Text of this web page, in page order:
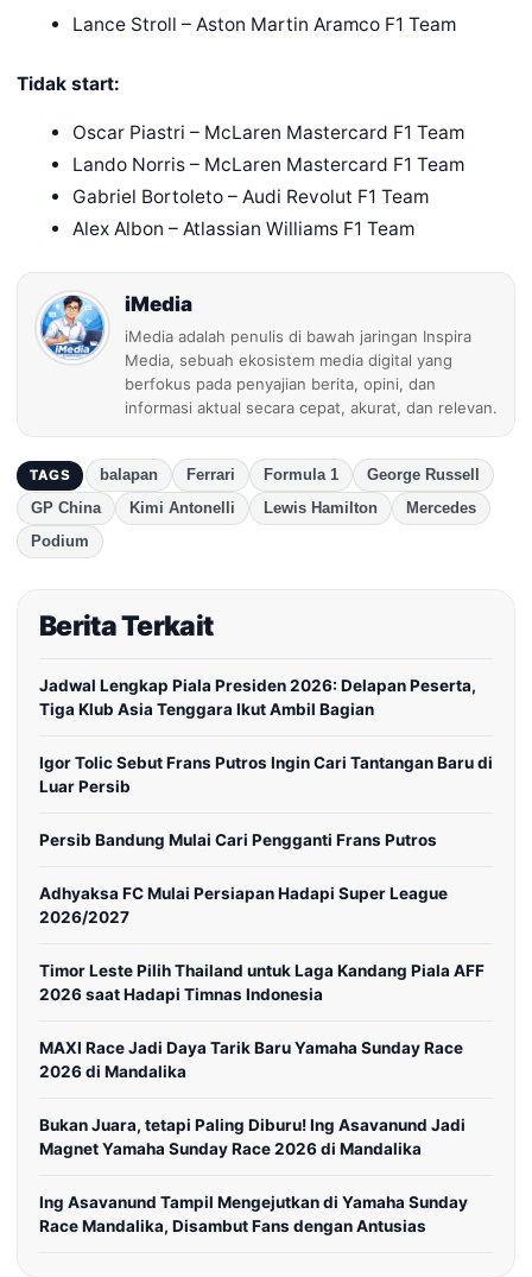
Lance Stroll – Aston Martin Aramco F1 Team
Tidak start:
Oscar Piastri – McLaren Mastercard F1 Team
Lando Norris – McLaren Mastercard F1 Team
Gabriel Bortoleto – Audi Revolut F1 Team
Alex Albon – Atlassian Williams F1 Team
iMedia
iMedia adalah penulis di bawah jaringan Inspira
Media, sebuah ekosistem media digital yang
berfokus pada penyajian berita, opini, dan
informasi aktual secara cepat, akurat, dan relevan.
TAGS balapan Ferrari Formula 1
George Russell
GP China
Kimi Antonelli Lewis Hamilton
Mercedes
Podium
Berita Terkait
Jadwal Lengkap Piala Presiden 2026: Delapan Peserta,
Tiga Klub Asia Tenggara Ikut Ambil Bagian
Igor Tolic Sebut Frans Putros Ingin Cari Tantangan Baru di
Luar Persib
Persib Bandung Mulai Cari Pengganti Frans Putros
Adhyaksa FC Mulai Persiapan Hadapi Super League
2026/2027
Timor Leste Pilih Thailand untuk Laga Kandang Piala AFF
2026 saat Hadapi Timnas Indonesia
MAXI Race Jadi Daya Tarik Baru Yamaha Sunday Race
2026 di Mandalika
Bukan Juara, tetapi Paling Diburu! Ing Asavanund Jadi
Magnet Yamaha Sunday Race 2026 di Mandalika
Ing Asavanund Tampil Mengejutkan di Yamaha Sunday
Race Mandalika, Disambut Fans dengan Antusias